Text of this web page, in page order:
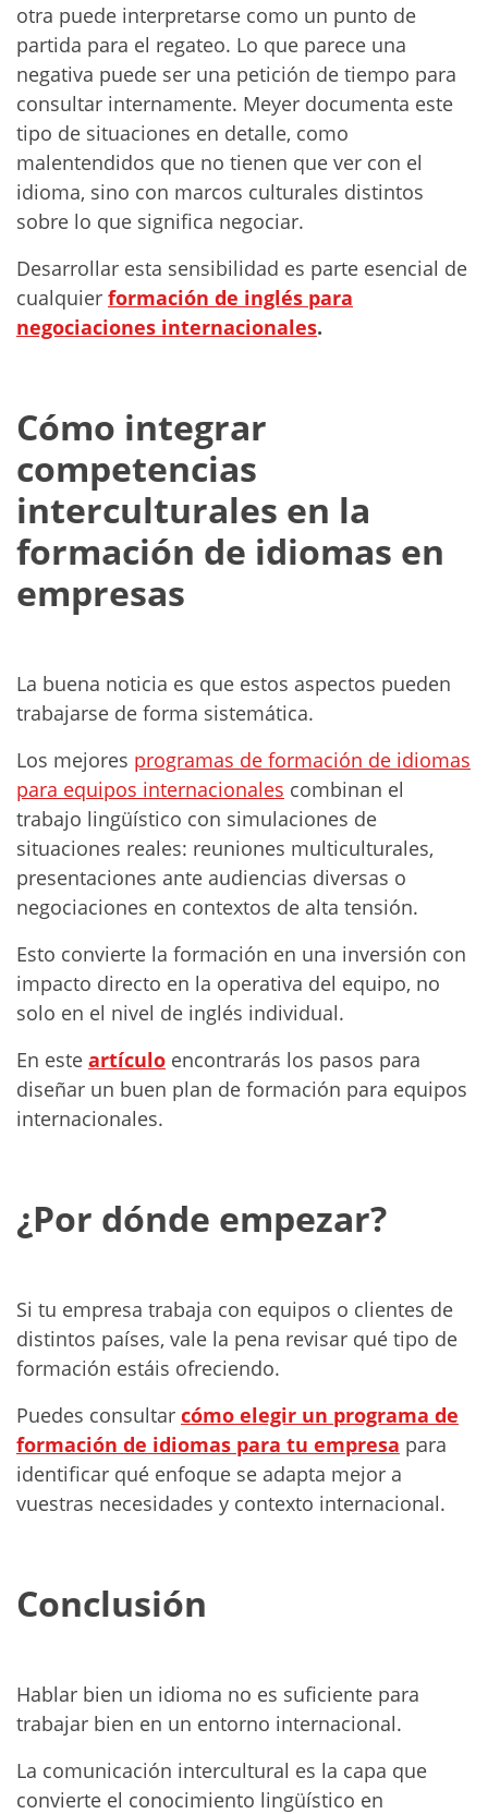
otra puede interpretarse como un punto de
partida para el regateo. Lo que parece una
negativa puede ser una petición de tiempo para
consultar internamente. Meyer documenta este
tipo de situaciones en detalle, como
malentendidos que no tienen que ver con el
idioma, sino con marcos culturales distintos
sobre lo que significa negociar.
Desarrollar esta sensibilidad es parte esencial de
cualquier formación de inglés para
negociaciones internacionales.
Cómo integrar
competencias
interculturales en la
formación de idiomas en
empresas
La buena noticia es que estos aspectos pueden
trabajarse de forma sistemática.
Los mejores programas de formación de idiomas
para equipos internacionales combinan el
trabajo lingüístico con simulaciones de
situaciones reales: reuniones multiculturales,
presentaciones ante audiencias diversas o
negociaciones en contextos de alta tensión.
Esto convierte la formación en una inversión con
impacto directo en la operativa del equipo, no
solo en el nivel de inglés individual.
En este artículo encontrarás los pasos para
diseñar un buen plan de formación para equipos
internacionales.
¿Por dónde empezar?
Si tu empresa trabaja con equipos o clientes de
distintos países, vale la pena revisar qué tipo de
formación estáis ofreciendo.
Puedes consultar cómo elegir un programa de
formación de idiomas para tu empresa para
identificar qué enfoque se adapta mejor a
vuestras necesidades y contexto internacional.
Conclusión
Hablar bien un idioma no es suficiente para
trabajar bien en un entorno internacional.
La comunicación intercultural es la capa que
convierte el conocimiento lingüístico en